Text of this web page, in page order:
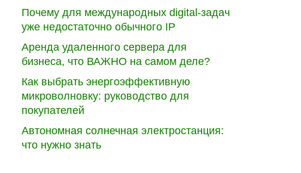
Почему для международных digital-задач
уже недостаточно обычного IP
Аренда удаленного сервера для
бизнеса, что ВАЖНО на самом деле?
Как выбрать энергоэффективную
микроволновку: руководство для
покупателей
Автономная солнечная электростанция:
что нужно знать